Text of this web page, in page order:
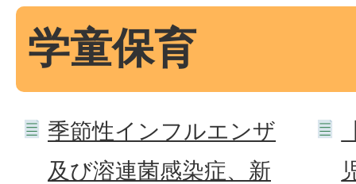
学童保育
季節性インフルエンザ
及び溶連菌感染症、新